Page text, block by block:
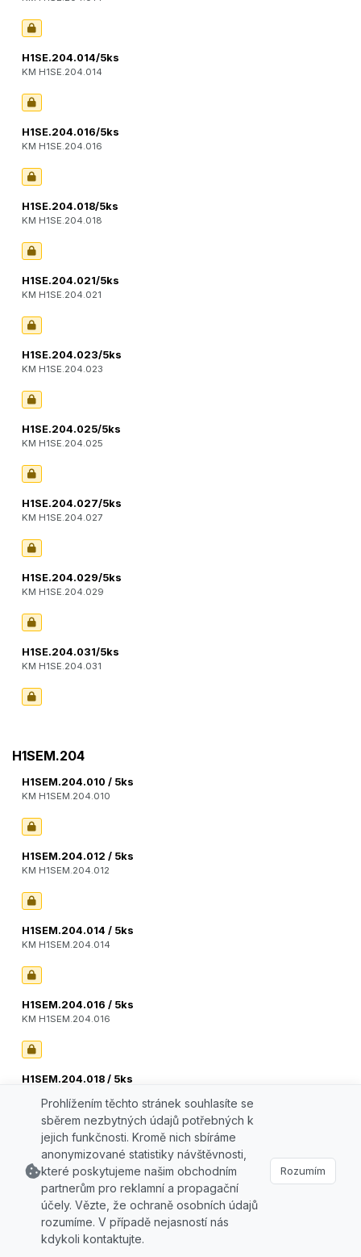
H1SE.204.014/5ks
KM H1SE.204.014
H1SE.204.016/5ks
KM H1SE.204.016
H1SE.204.018/5ks
KM H1SE.204.018
H1SE.204.021/5ks
KM H1SE.204.021
H1SE.204.023/5ks
KM H1SE.204.023
H1SE.204.025/5ks
KM H1SE.204.025
H1SE.204.027/5ks
KM H1SE.204.027
H1SE.204.029/5ks
KM H1SE.204.029
H1SE.204.031/5ks
KM H1SE.204.031
H1SEM.204
H1SEM.204.010 / 5ks
KM H1SEM.204.010
H1SEM.204.012 / 5ks
KM H1SEM.204.012
H1SEM.204.014 / 5ks
KM H1SEM.204.014
H1SEM.204.016 / 5ks
KM H1SEM.204.016
H1SEM.204.018 / 5ks
H1SEM.204.021 / 5ks
KM H1SEM.204.021
H1SEM.204.023 / 5ks
KM H1SEM.204.023
Prohlížením těchto stránek souhlasíte se
sběrem nezbytných údajů potřebných k
jejich funkčnosti. Kromě nich sbíráme
anonymizované statistiky návštěvnosti,
které poskytujeme našim obchodním
partnerům pro reklamní a propagační
účely. Vězte, že ochraně osobních údajů
rozumíme. V případě nejasností nás
kdykoli kontaktujte.
Rozumím